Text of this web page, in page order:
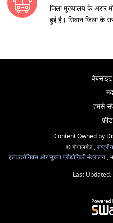
जिला मुख्यालय के अरार
हुई है। सिवान जिला के
वेबसाइट
हमसे
Content Owned by
© गोपालगंज ,
इलेक्ट्रॉनिक्स और सूचना प्रौद्योगिकी मंत्रालय,
Last Updated: